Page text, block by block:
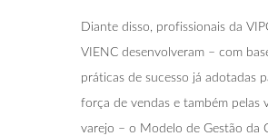
Diante disso, profissionais da
VIENC desenvolveram – com
práticas de sucesso já adotadas
força de vendas e também pelas
varejo – o Modelo de Gestão da